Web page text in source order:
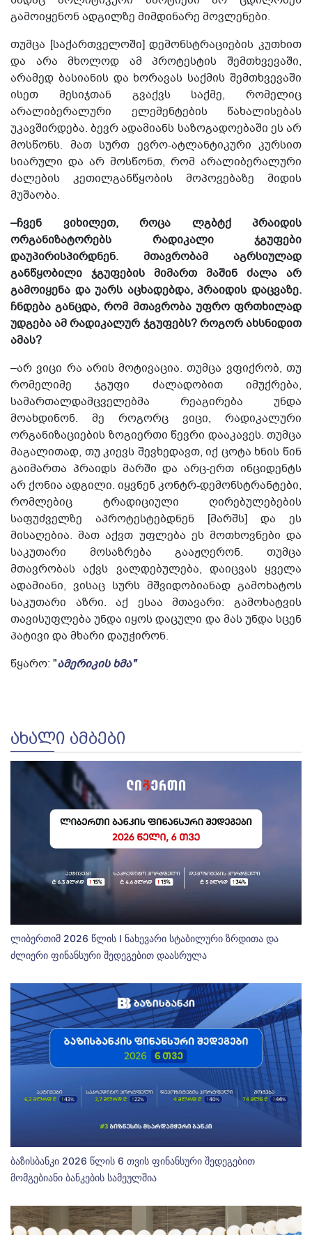
გამოიყენონ ადგილზე მიმდინარე მოვლენები.
თუმცა [საქართველოში] დემონსტრაციების კუთხით
და არა მხოლოდ ამ პროტესტის შემთხვევაში,
არამედ ბასიანის და ხორავას საქმის შემთხვევაში
ისეთ მესიჯთან გვაქვს საქმე, რომელიც
არალიბერალური ელემენტების წახალისებას
უკავშირდება. ბევრ ადამიანს საზოგადოებაში ეს არ
მოსწონს. მათ სურთ ევრო-ატლანტიკური კურსით
სიარული და არ მოსწონთ, რომ არალიბერალური
ძალების კეთილგანწყობის მოპოვებაზე მიდის
მუშაობა.
–ჩვენ ვიხილეთ, როცა ლგბტქ პრაიდის
ორგანიზატორებს რადიკალი ჯგუფები
დაუპირისპირდნენ. მთავრობამ აგრსიულად
განწყობილი ჯგუფების მიმართ მაშინ ძალა არ
გამოიყენა და უარს აცხადებდა, პრაიდის დაცვაზე.
ჩნდება განცდა, რომ მთავრობა უფრო ფრთხილად
უდგება ამ რადიკალურ ჯგუფებს? როგორ ახსნიდით
ამას?
–არ ვიცი რა არის მოტივაცია. თუმცა ვფიქრობ, თუ
რომელიმე ჯგუფი ძალადობით იმუქრება,
სამართალდამცველებმა რეაგირება უნდა
მოახდინონ. მე როგორც ვიცი, რადიკალური
ორგანიზაციების ზოგიერთი წევრი დააკავეს. თუმცა
მაგალითად, თუ კიევს შევხედავთ, იქ ცოტა ხნის წინ
გაიმართა პრაიდს მარში და არც-ერთ ინციდენტს
არ ქონია ადგილი. იყვნენ კონტრ-დემონსტრანტები,
რომლებიც ტრადიციული ღირებულებების
საფუძველზე აპროტესტებდნენ [მარშს] და ეს
მისაღებია. მათ აქვთ უფლება ეს მოთხოვნები და
საკუთარი მოსაზრება გააჟღერონ. თუმცა
მთავრობას აქვს ვალდებულება, დაიცვას ყველა
ადამიანი, ვისაც სურს მშვიდობიანად გამოხატოს
საკუთარი აზრი. აქ ესაა მთავარი: გამოხატვის
თავისუფლება უნდა იყოს დაცული და მას უნდა სცენ
პატივი და მხარი დაუჭირონ.
წყარო: "ამერიკის ხმა"
ᲐᲮᲐᲚᲘ ᲐᲛᲑᲔᲑᲘ
ლიბერთიმ 2026 წლის I ნახევარი სტაბილური ზრდითა და
ძლიერი ფინანსური შედეგებით დაასრულა
ბაზისბანკი 2026 წლის 6 თვის ფინანსური შედეგებით
მომგებიანი ბანკების სამეულშია